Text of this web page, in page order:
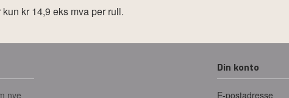
kr 14,9 eks mva per rull.
nye
Din konto
E-postadresse